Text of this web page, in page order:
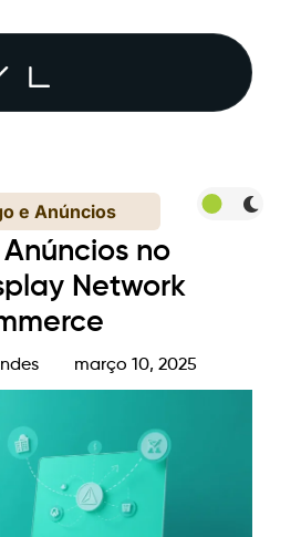
e Anúncios
no
Network
março 10, 2025